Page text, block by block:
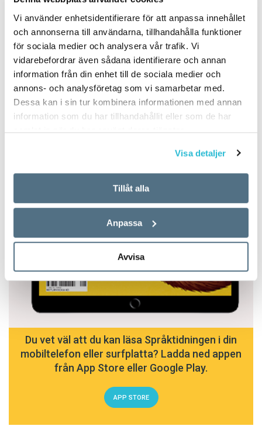
Vi använder enhetsidentifierare för att anpassa innehållet
och annonserna till användarna, tillhandahålla funktioner
för sociala medier och analysera vår trafik. Vi
vidarebefordrar även sådana identifierare och annan
information från din enhet till de sociala medier och
annons- och analysföretag som vi samarbetar med.
Dessa kan i sin tur kombinera informationen med annan
information som du har tillhandahållit eller som de har
samlat in när du har använt deras tjänster.
Visa detaljer
Tillåt alla
Anpassa
Avvisa
Du vet väl att du kan läsa Språktidningen i din
mobiltelefon eller surfplatta? Ladda ned appen
från App Store eller Google Play.
APP STORE